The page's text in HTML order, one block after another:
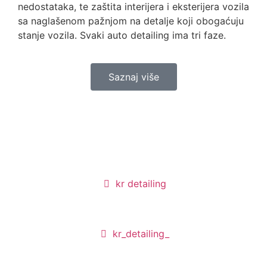
nedostataka, te zaštita interijera i eksterijera vozila
sa naglašenom pažnjom na detalje koji obogaćuju
stanje vozila. Svaki auto detailing ima tri faze.
Saznaj više
kr detailing
kr_detailing_